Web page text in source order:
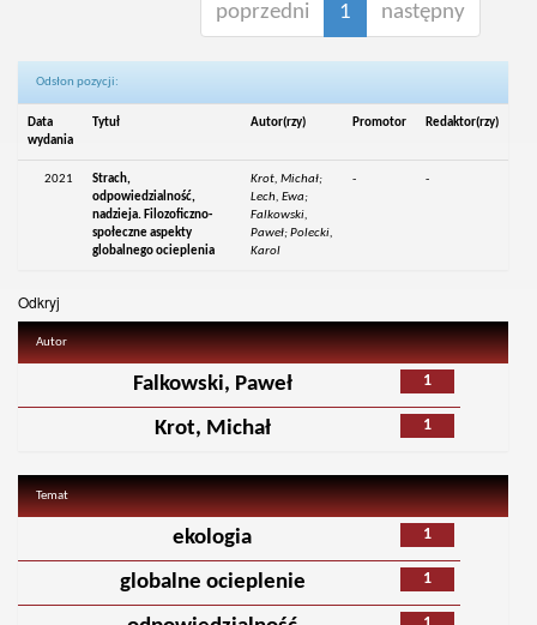
poprzedni 1 następny
Odsłon pozycji:
Data
wydania
Tytuł Autor(rzy) Promotor Redaktor(rzy)
2021
Strach,
odpowiedzialność,
nadzieja. Filozoficzno-
społeczne aspekty
globalnego ocieplenia
Krot, Michał;
Lech, Ewa;
Falkowski,
Paweł; Polecki,
Karol
- -
Odkryj
Autor
1
Falkowski, Paweł
1
Krot, Michał
Temat
1
ekologia
1
globalne ocieplenie